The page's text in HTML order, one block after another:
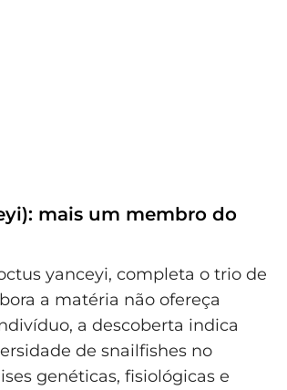
mais um membro do
yanceyi, completa o trio de
a matéria não ofereça
a descoberta indica
de snailfishes no
genéticas, fisiológicas e